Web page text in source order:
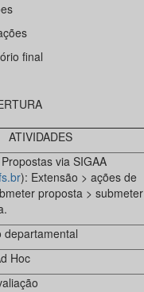
final
ATIVIDADES
via SIGAA
): Extensão > ações de
proposta > submeter
departamental
Hoc